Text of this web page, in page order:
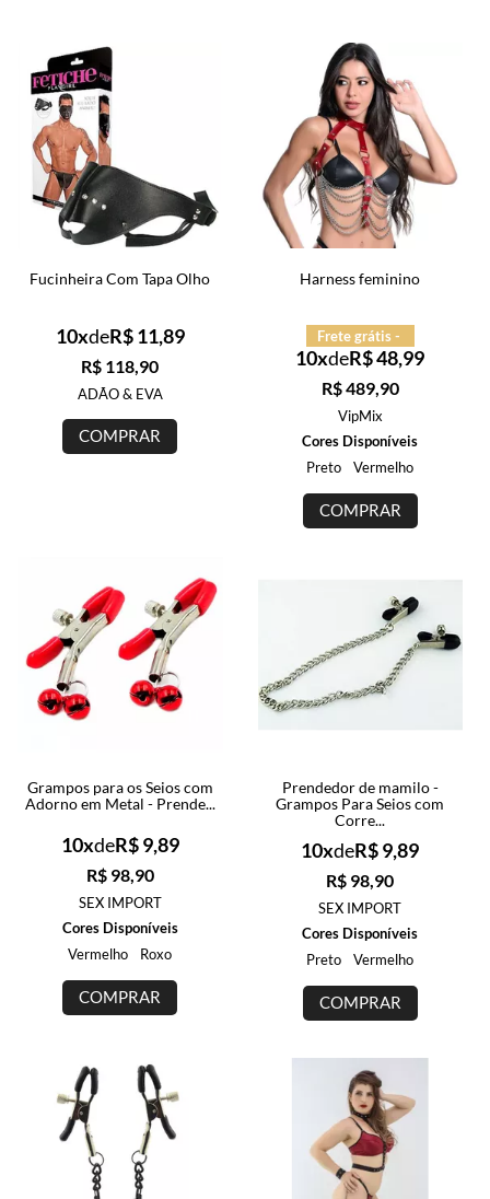
Fucinheira Com Tapa Olho
R$ 118,90
10xdeR$ 11,89
ADÃO & EVA
COMPRAR
Harness feminino
Frete grátis -
R$ 489,90
10xdeR$ 48,99
VipMix
Cores Disponíveis
Preto
Vermelho
COMPRAR
Grampos para os Seios com
Adorno em Metal - Prende...
R$ 98,90
10xdeR$ 9,89
SEX IMPORT
Cores Disponíveis
Vermelho
Roxo
COMPRAR
Prendedor de mamilo -
Grampos Para Seios com
Corre...
R$ 98,90
10xdeR$ 9,89
SEX IMPORT
Cores Disponíveis
Preto
Vermelho
COMPRAR